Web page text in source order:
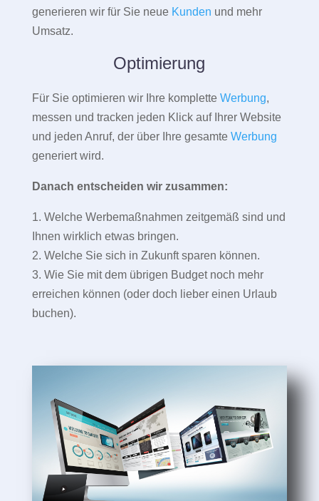
generieren wir für Sie neue Kunden und mehr
Umsatz.
Optimierung
Für Sie optimieren wir Ihre komplette Werbung,
messen und tracken jeden Klick auf Ihrer Website
und jeden Anruf, der über Ihre gesamte Werbung
generiert wird.
Danach entscheiden wir zusammen:
1. Welche Werbemaßnahmen zeitgemäß sind und
Ihnen wirklich etwas bringen.
2. Welche Sie sich in Zukunft sparen können.
3. Wie Sie mit dem übrigen Budget noch mehr
erreichen können (oder doch lieber einen Urlaub
buchen).